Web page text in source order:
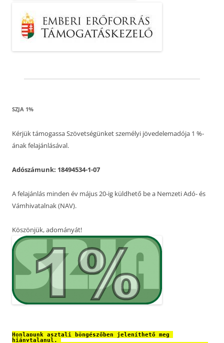
SZJA 1%
Kérjük támogassa Szövetségünket személyi jövedelemadója 1 %-
ának felajánlásával.
Adószámunk: 18494534-1-07
A felajánlás minden év május 20-ig küldhető be a Nemzeti Adó- és
Vámhivatalnak (NAV).
Köszönjük, adományát!
Honlapunk asztali böngészőben jeleníthető meg
hiánytalanul.